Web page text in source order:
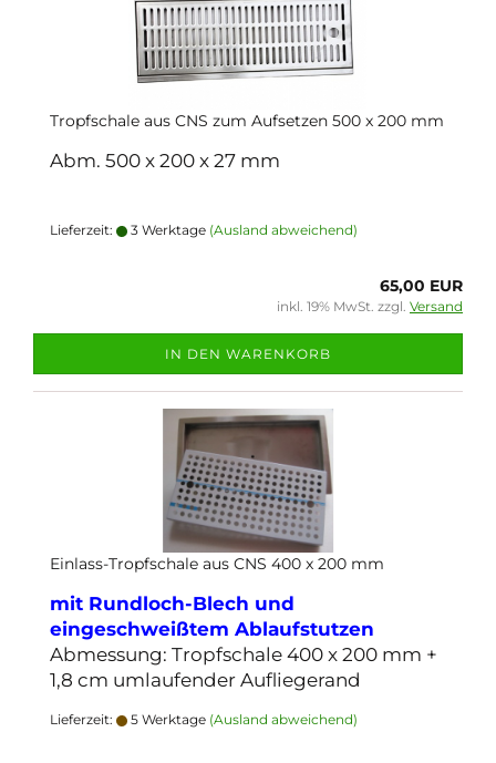
Tropfschale aus CNS zum Aufsetzen 500 x 200 mm
Abm. 500 x 200 x 27 mm
Lieferzeit: 3 Werktage (Ausland abweichend)
65,00 EUR
inkl. 19% MwSt. zzgl. Versand
IN DEN WARENKORB
Einlass-Tropfschale aus CNS 400 x 200 mm
mit Rundloch-Blech und
eingeschweißtem Ablaufstutzen
Abmessung: Tropfschale 400 x 200 mm +
1,8 cm umlaufender Aufliegerand
Lieferzeit: 5 Werktage (Ausland abweichend)